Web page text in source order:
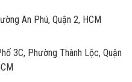
An Phú, Quận 2, HCM
3C, Phường Thành Lộc, Quận